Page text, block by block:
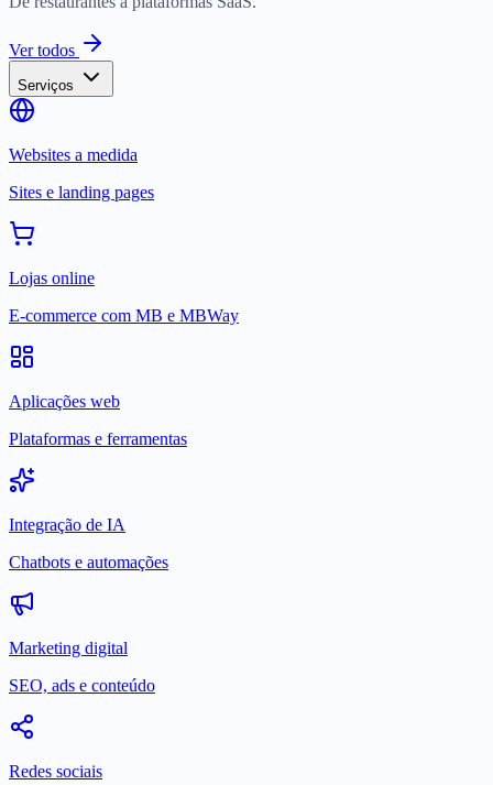
Ver todos
Serviços
Websites a medida
Sites e landing pages
Lojas online
E-commerce com MB e MBWay
Aplicações web
Plataformas e ferramentas
Integração de IA
Chatbots e automações
Marketing digital
SEO, ads e conteúdo
Redes sociais